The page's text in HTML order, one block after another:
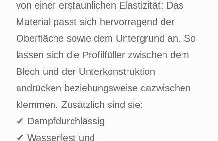
von einer erstaunlichen Elastizität: Das
Material passt sich hervorragend der
Oberfläche sowie dem Untergrund an. So
lassen sich die Profilfüller zwischen dem
Blech und der Unterkonstruktion
andrücken beziehungsweise dazwischen
klemmen. Zusätzlich sind sie:
✔ Dampfdurchlässig
✔ Wasserfest und